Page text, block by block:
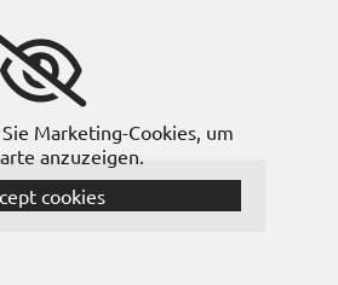
Marketing-Cookies, um
anzuzeigen.
cookies